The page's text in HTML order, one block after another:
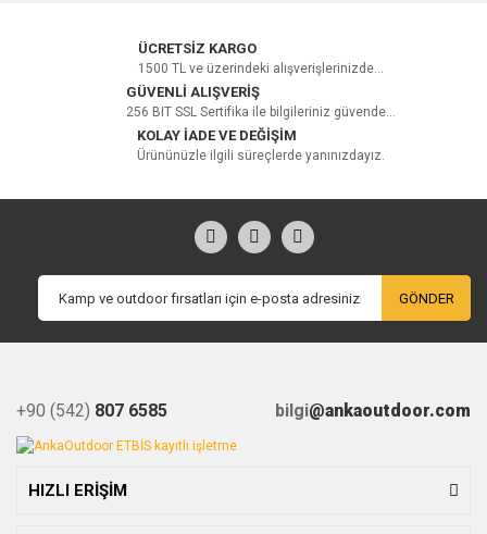
ÜCRETSİZ KARGO
1500 TL ve üzerindeki alışverişlerinizde...
GÜVENLİ ALIŞVERİŞ
256 BIT SSL Sertifika ile bilgileriniz güvende...
KOLAY İADE VE DEĞİŞİM
Ürününüzle ilgili süreçlerde yanınızdayız.
GÖNDER
+90 (542) 807 6585 bilgi@ankaoutdoor.com
HIZLI ERİŞİM